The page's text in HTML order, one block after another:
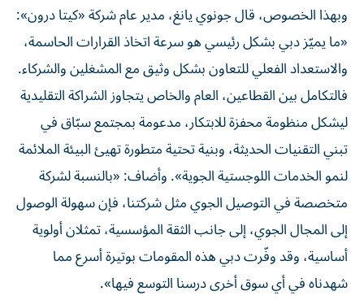
وبهذا الخصوص، قال جونوي يانغ، مدير عام شركة «كيتا درون»:
«ما يميّز دبي بشكل رئيسي هو سرعة اتخاذ القرارات الحاسمة،
والاستعداد الفعلي للتعاون بشكل وثيق مع المشغلين والشركاء.
فالتكامل بين القطاعين، العام والخاص يتجاوز الشراكة التقليدية
ليشكل منظومة محفزة للابتكار، مدعومة بمجتمع سبّاق في
تبني التقنيات الحديثة، وبنية تحتية متطورة تهيئ البيئة الملائمة
لنمو الخدمات اللوجستية الجوية». وأضاف: «بالنسبة لشركة
متخصصة في التوصيل الجوي مثل شركتنا، فإن سهولة الوصول
إلى المجال الجوي، إلى جانب الثقة المؤسسية، تمثلان أولوية
أساسية، وقد وفّرت دبي هذه المقومات بوتيرة أسرع مما
شهدناه في أي سوق أخرى درسنا التوسع فيها».